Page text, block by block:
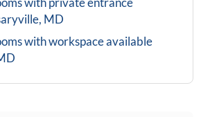
MD
with workspace available